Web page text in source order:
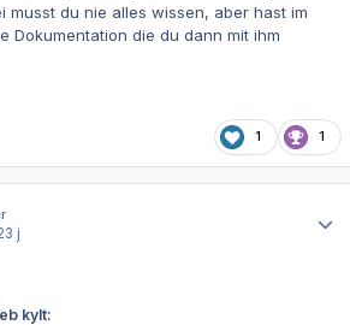
musst du nie alles wissen, aber hast im
Dokumentation die du dann mit ihm
1 1
3 j
kylt: